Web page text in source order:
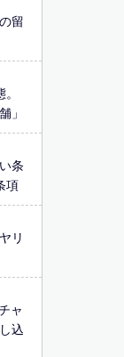
留
」
条
項
リ
ャ
込